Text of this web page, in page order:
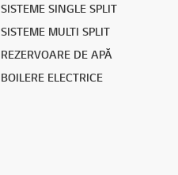
SISTEME SINGLE SPLIT
SISTEME MULTI SPLIT
REZERVOARE DE APĂ
BOILERE ELECTRICE